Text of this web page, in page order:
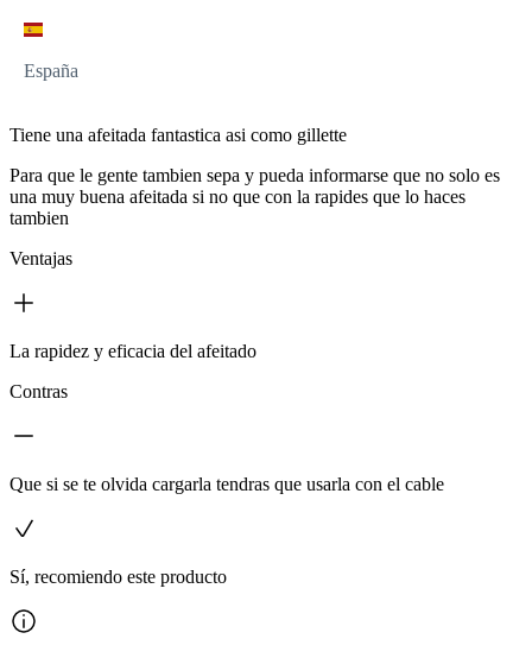
España
Tiene una afeitada fantastica asi como gillette
Para que le gente tambien sepa y pueda informarse que no solo es
una muy buena afeitada si no que con la rapides que lo haces
tambien
Ventajas
La rapidez y eficacia del afeitado
Contras
Que si se te olvida cargarla tendras que usarla con el cable
Sí, recomiendo este producto